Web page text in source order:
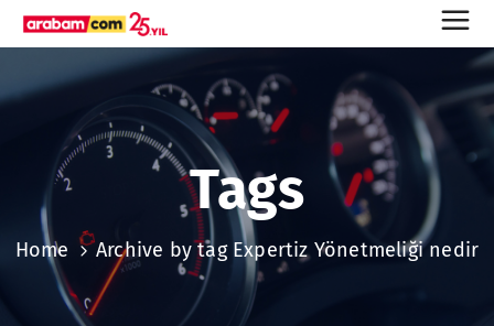
Tags
Home Archive by tag Expertiz Yönetmeliği nedir